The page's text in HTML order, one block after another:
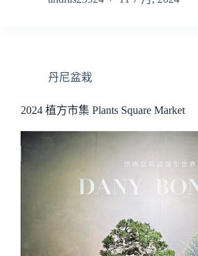
丹尼盆栽
2024 植方市集 Plants Square Market